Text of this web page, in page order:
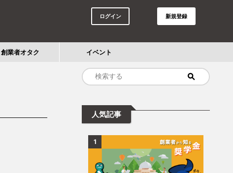
ログイン 新規登録
創業者オタク イベント
人気記事
1